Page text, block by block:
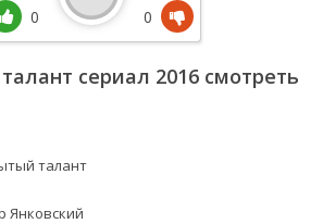
сериал 2016 смотреть
талант
Янковский
0 0